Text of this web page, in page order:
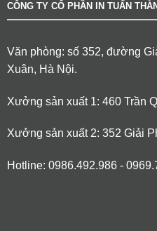
CÔNG TY CỔ PHẦN IN TUẤN
Văn phòng: số 352, đường
Xuân, Hà Nội.
Xưởng sản xuất 1: 460 Trần
Xưởng sản xuất 2: 352 Giải
Hotline: 0986.492.986 -